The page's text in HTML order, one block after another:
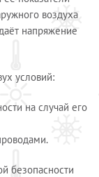
воздуха
напряжение
условий:
на случай его
безопасности